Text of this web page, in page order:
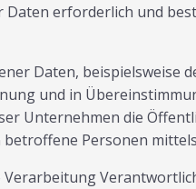
erforderlich und
Daten, beispielsweise
und in
Unternehmen die
Personen